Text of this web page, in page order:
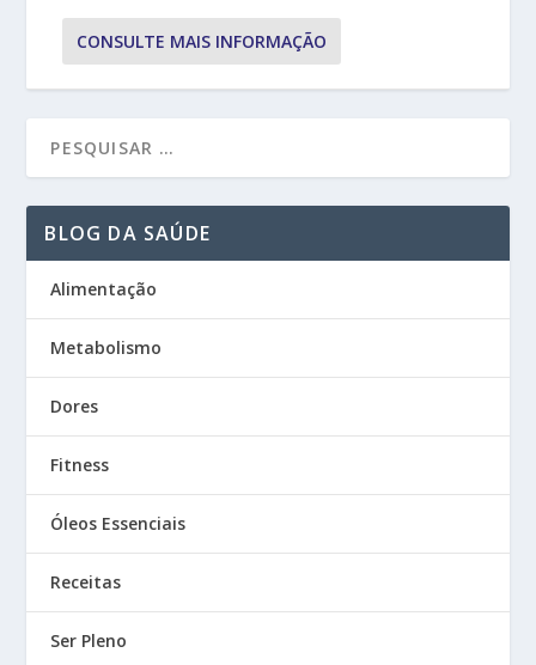
CONSULTE MAIS INFORMAÇÃO
BLOG DA SAÚDE
Alimentação
Metabolismo
Dores
Fitness
Óleos Essenciais
Receitas
Ser Pleno